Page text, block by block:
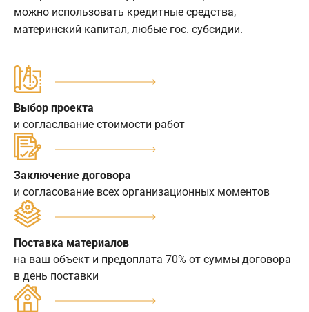
можно использовать кредитные средства,
материнский капитал, любые гос. субсидии.
Выбор проекта
и согласлвание стоимости работ
Заключение договора
и согласование всех организационных моментов
Поставка материалов
на ваш объект и предоплата 70% от суммы договора
в день поставки